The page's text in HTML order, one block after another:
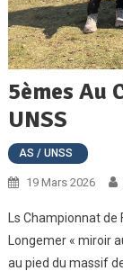
5èmes Au
UNSS
AS / UNSS
19 Mars 2026
Ls Championnat de
Longemer « miroir
au pied du massif